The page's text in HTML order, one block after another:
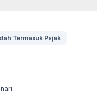
Termasuk Pajak